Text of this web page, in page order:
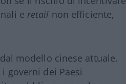
e retail non efficiente,
modello cinese attuale.
governi dei Paesi